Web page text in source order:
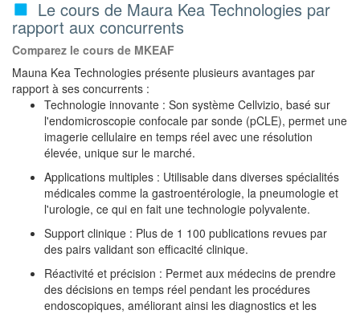
Le cours de Maura Kea Technologies par
rapport aux concurrents
Comparez le cours de MKEAF
Mauna Kea Technologies présente plusieurs avantages par
rapport à ses concurrents :
Technologie innovante : Son système Cellvizio, basé sur
l'endomicroscopie confocale par sonde (pCLE), permet une
imagerie cellulaire en temps réel avec une résolution
élevée, unique sur le marché.
Applications multiples : Utilisable dans diverses spécialités
médicales comme la gastroentérologie, la pneumologie et
l'urologie, ce qui en fait une technologie polyvalente.
Support clinique : Plus de 1 100 publications revues par
des pairs validant son efficacité clinique.
Réactivité et précision : Permet aux médecins de prendre
des décisions en temps réel pendant les procédures
endoscopiques, améliorant ainsi les diagnostics et les